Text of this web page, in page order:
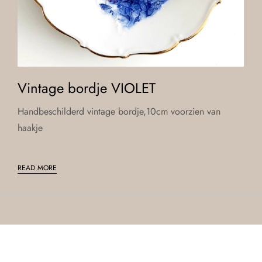
Vintage bordje VIOLET
Handbeschilderd vintage bordje,10cm voorzien van
haakje
READ MORE